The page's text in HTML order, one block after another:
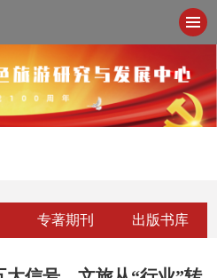
专著期刊 出版书库